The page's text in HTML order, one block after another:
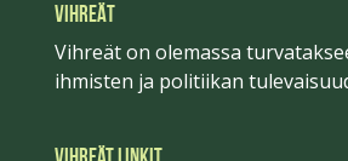
VIHREÄT
Vihreät on olemassa
ihmisten ja politiikan